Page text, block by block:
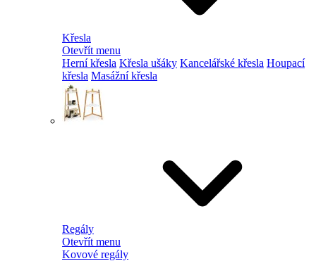
Křesla
Otevřít menu
Herní křesla Křesla ušáky Kancelářské křesla Houpací
křesla Masážní křesla
Regály
Otevřít menu
Kovové regály